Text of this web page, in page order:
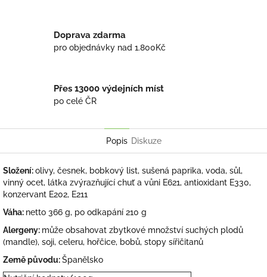
Doprava zdarma
pro objednávky nad 1.800Kč
Přes 13000 výdejních míst
po celé ČR
Popis Diskuze
Složení:olivy, česnek, bobkový list, sušená paprika, voda, sůl,
vinný ocet, látka zvýrazňující chuť a vůni E621, antioxidant E330,
konzervant E202, E211
Váha: netto 366 g, po odkapání 210 g
Alergeny: může obsahovat zbytkové množství suchých plodů
(mandle), soji, celeru, hořčice, bobů, stopy sířičitanů
Země původu:Španělsko